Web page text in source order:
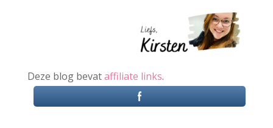
Deze blog bevataffiliate links.